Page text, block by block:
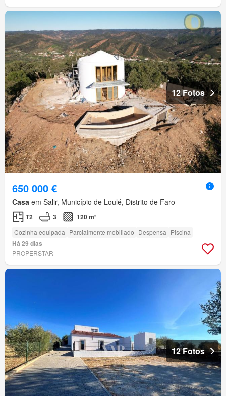
12 Fotos
650 000 €
Casa em Salir, Município de Loulé, Distrito de Faro
T2 3 120 m²
Cozinha equipada Parcialmente mobiliado Despensa Piscina
Há 29 dias
PROPERSTAR
12 Fotos